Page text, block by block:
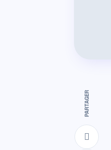
PARTAGER